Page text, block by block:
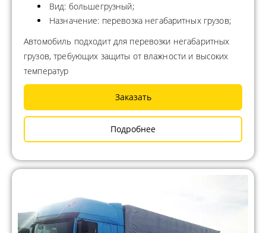
Вид: большегрузный;
Назначение: перевозка негабаритных грузов;
Автомобиль подходит для перевозки негабаритных
грузов, требующих защиты от влажности и высоких
температур
Заказать
Подробнее